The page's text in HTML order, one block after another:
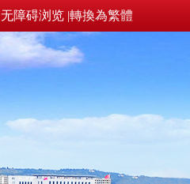
无障碍浏览 |轉換為繁體